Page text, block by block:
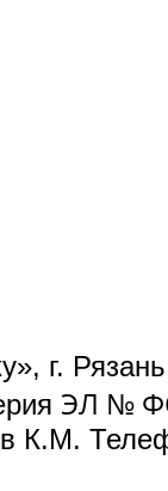
г.
ЭЛ №
К.М.